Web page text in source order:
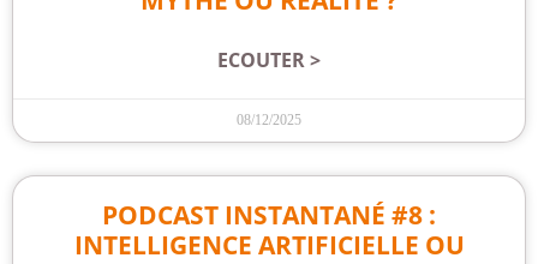
ECOUTER >
08/12/2025
PODCAST INSTANTANÉ #8 :
INTELLIGENCE ARTIFICIELLE OU